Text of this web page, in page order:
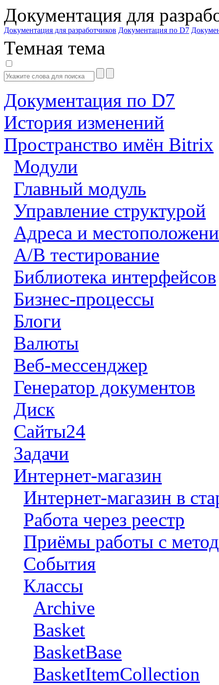
Документация для
Документация для разработчиков Документация по D7
Темная тема
Документация по D7
История изменений
Пространство имён Bitrix
Модули
Главный модуль
Управление структурой
Адреса и
А/В тестирование
Библиотека интерфейсов
Бизнес-процессы
Блоги
Валюты
Веб-мессенджер
Генератор документов
Диск
Сайты24
Задачи
Интернет-магазин
Интернет-магазин в
Работа через реестр
Приёмы работы с
События
Классы
Archive
Basket
BasketBase
BasketItemCollection